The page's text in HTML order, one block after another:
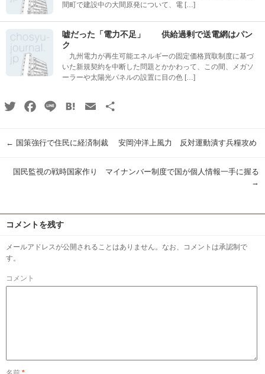
間町で建設中の大間原発について、電 […]
嘘だった「電力不足」 供給過剰で送電網はパン
ク
九州電力が再生可能エネルギーの固定価格買取制度に基づ
いた新規契約を中断した問題とかかわって、この間、メガソ
ーラーや太陽光パネルの設置に目の色 […]
TwitterFacebook
Line HatenaEmail
← 国策強行で住民に経済制裁 安岡沖洋上風力 反対運動潰す兵糧攻め
国民監視の戦時国家作り マイナンバー制度で国が個人情報一手に握る
→
コメントを残す
メールアドレスが公開されることはありません。なお、コメントは承認制で
す。
コメント